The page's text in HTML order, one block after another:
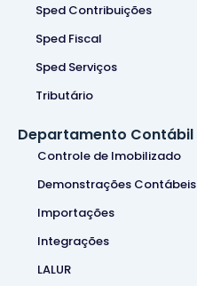
Sped Contribuições
Sped Fiscal
Sped Serviços
Tributário
Departamento Contábil
Controle de Imobilizado
Demonstrações Contábeis
Importações
Integrações
LALUR